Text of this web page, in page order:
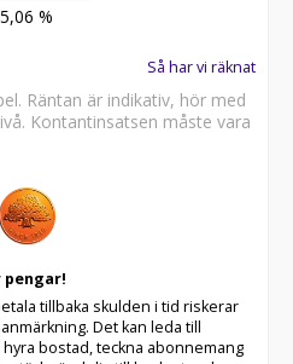
5,06 %
Så har vi räknat
Räntan är indikativ, hör med
Kontantinsatsen måste vara
tillbaka skulden i tid riskerar
Det kan leda till
bostad, teckna abonnemang